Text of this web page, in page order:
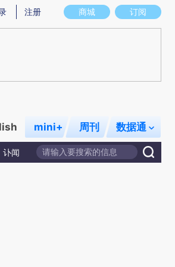
意图存在偏差。不代表财新观点和立场。推荐点击
商城 订阅
注册
mini+ 周刊 数据通
讣闻